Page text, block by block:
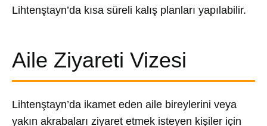
Lihtenştayn’da kısa süreli kalış planları yapılabilir.
Aile Ziyareti Vizesi
Lihtenştayn’da ikamet eden aile bireylerini veya
yakın akrabaları ziyaret etmek isteyen kişiler için